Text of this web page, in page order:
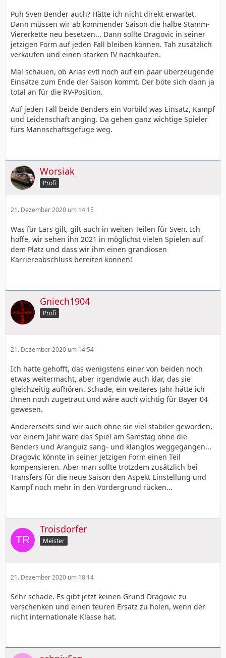
Puh Sven Bender auch? Hätte ich nicht direkt erwartet.
Dann müssen wir ab kommender Saison die halbe Stamm-
Viererkette neu besetzen... Dann sollte Dragovic in seiner
jetzigen Form auf jeden Fall bleiben können. Tah zusätzlich
verkaufen und einen starken IV nachkaufen.
Mal schauen, ob Arias evtl noch auf ein paar überzeugende
Einsätze zum Ende der Saison kommt. Der böte sich dann ja
total an für die RV-Position.
Auf jeden Fall beide Benders ein Vorbild was Einsatz, Kampf
und Leidenschaft anging. Da gehen ganz wichtige Spieler
fürs Mannschaftsgefüge weg.
Worsiak
Profi
21. Dezember 2020 um 14:15
Was für Lars gilt, gilt auch in weiten Teilen für Sven. Ich
hoffe, wir sehen ihn 2021 in möglichst vielen Spielen auf
dem Platz und dass wir ihm einen grandiosen
Karriereabschluss bereiten können!
Gniech1904
Profi
21. Dezember 2020 um 14:54
Ich hatte gehofft, das wenigstens einer von beiden noch
etwas weitermacht, aber irgendwie auch klar, das sie
gleichzeitig aufhören. Schade, ein weiteres Jahr hätte ich
Ihnen noch zugetraut und wäre auch wichtig für Bayer 04
gewesen.
Andererseits sind wir auch ohne sie viel stabiler geworden,
vor einem Jahr wäre das Spiel am Samstag ohne die
Benders und Aranguiz sang- und klanglos weggegangen...
Dragovic könnte in seiner jetzigen Form einen Teil
kompensieren. Aber man sollte trotzdem zusätzlich bei
Transfers für die neue Saison den Aspekt Einstellung und
Kampf noch mehr in den Vordergrund rücken...
Troisdorfer
Meister
21. Dezember 2020 um 18:14
Sehr schade. Es gibt jetzt keinen Grund Dragovic zu
verschenken und einen teuren Ersatz zu holen, wenn der
nicht internationale Klasse hat.